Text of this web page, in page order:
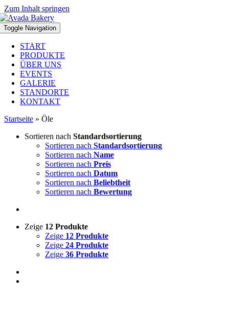
Zum Inhalt springen
Toggle Navigation
START
PRODUKTE
ÜBER UNS
EVENTS
GALERIE
STANDORTE
KONTAKT
Startseite » Öle
Sortieren nach Standardsortierung
Sortieren nach Standardsortierung
Sortieren nach Name
Sortieren nach Preis
Sortieren nach Datum
Sortieren nach Beliebtheit
Sortieren nach Bewertung
Zeige 12 Produkte
Zeige 12 Produkte
Zeige 24 Produkte
Zeige 36 Produkte